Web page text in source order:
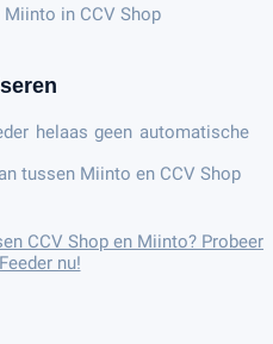
in CCV Shop
helaas geen automatische
tussen Miinto en CCV Shop
CCV Shop en Miinto? Probeer
nu!